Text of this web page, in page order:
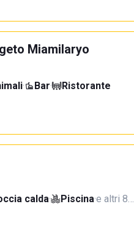
Miamilaryo
· Bar·
Ristorante
calda· Piscina·e altri 8…